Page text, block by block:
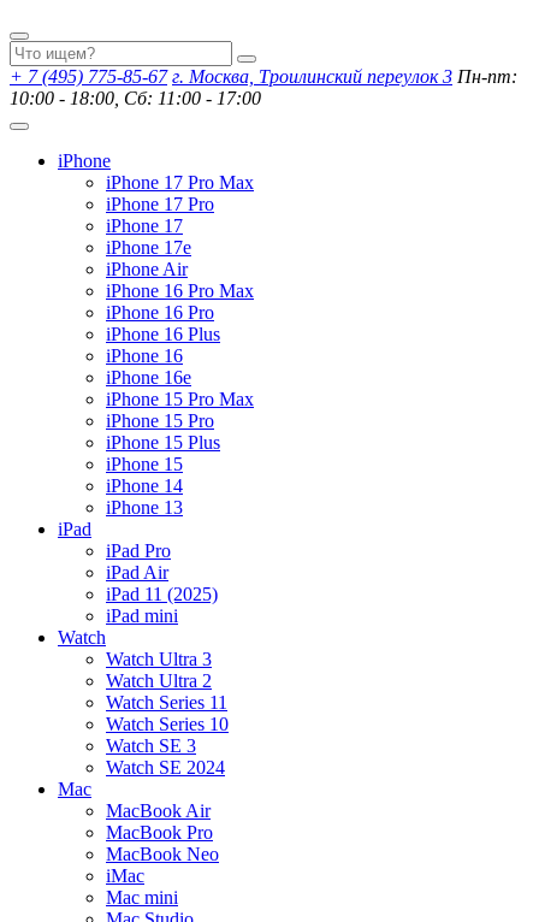
+ 7 (495) 775-85-67 г. Москва, Троилинский переулок 3 Пн-пт:
10:00 - 18:00, Сб: 11:00 - 17:00
iPhone
iPhone 17 Pro Max
iPhone 17 Pro
iPhone 17
iPhone 17e
iPhone Air
iPhone 16 Pro Max
iPhone 16 Pro
iPhone 16 Plus
iPhone 16
iPhone 16e
iPhone 15 Pro Max
iPhone 15 Pro
iPhone 15 Plus
iPhone 15
iPhone 14
iPhone 13
iPad
iPad Pro
iPad Air
iPad 11 (2025)
iPad mini
Watch
Watch Ultra 3
Watch Ultra 2
Watch Series 11
Watch Series 10
Watch SE 3
Watch SE 2024
Mac
MacBook Air
MacBook Pro
MacBook Neo
iMac
Mac mini